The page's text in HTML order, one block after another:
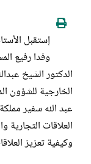
إستقبل
وفدا رفيع
الدكتور الشيخ
الخارجية للشؤون
عبد الله سفير
العلاقات التجارية
وكيفية تعزيز